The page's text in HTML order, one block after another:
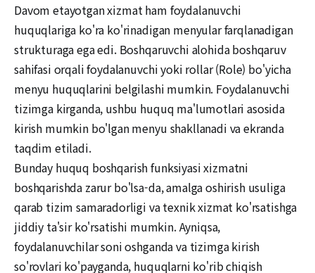
Davom etayotgan xizmat ham foydalanuvchi
huquqlariga ko'ra ko'rinadigan menyular farqlanadigan
strukturaga ega edi. Boshqaruvchi alohida boshqaruv
sahifasi orqali foydalanuvchi yoki rollar (Role) bo'yicha
menyu huquqlarini belgilashi mumkin. Foydalanuvchi
tizimga kirganda, ushbu huquq ma'lumotlari asosida
kirish mumkin bo'lgan menyu shakllanadi va ekranda
taqdim etiladi.
Bunday huquq boshqarish funksiyasi xizmatni
boshqarishda zarur bo'lsa-da, amalga oshirish usuliga
qarab tizim samaradorligi va texnik xizmat ko'rsatishga
jiddiy ta'sir ko'rsatishi mumkin. Ayniqsa,
foydalanuvchilar soni oshganda va tizimga kirish
so'rovlari ko'payganda, huquqlarni ko'rib chiqish